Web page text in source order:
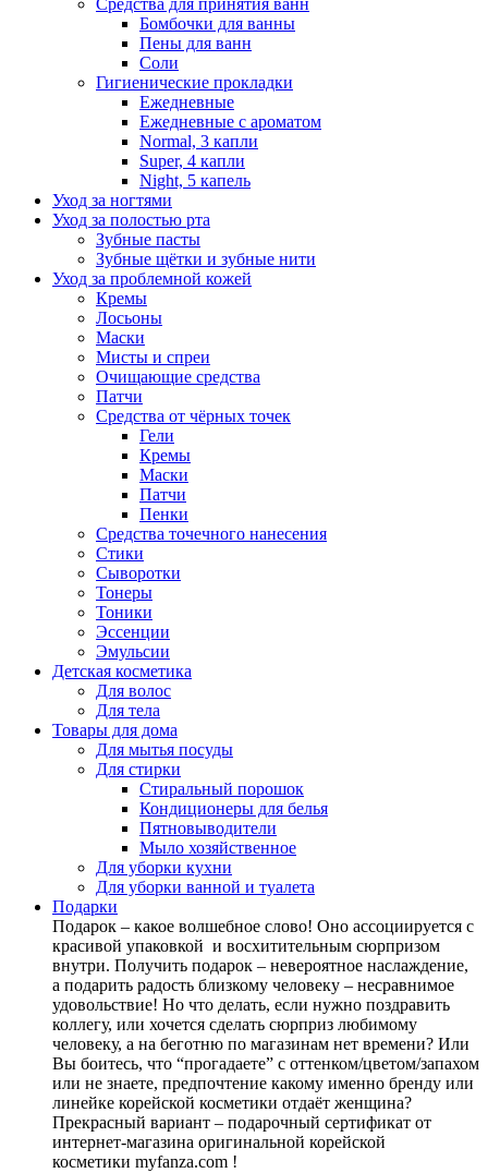
Средства для принятия ванн
Бомбочки для ванны
Пены для ванн
Соли
Гигиенические прокладки
Ежедневные
Ежедневные с ароматом
Normal, 3 капли
Super, 4 капли
Night, 5 капель
Уход за ногтями
Уход за полостью рта
Зубные пасты
Зубные щётки и зубные нити
Уход за проблемной кожей
Кремы
Лосьоны
Маски
Мисты и спреи
Очищающие средства
Патчи
Средства от чёрных точек
Гели
Кремы
Маски
Патчи
Пенки
Средства точечного нанесения
Стики
Сыворотки
Тонеры
Тоники
Эссенции
Эмульсии
Детская косметика
Для волос
Для тела
Товары для дома
Для мытья посуды
Для стирки
Стиральный порошок
Кондиционеры для белья
Пятновыводители
Мыло хозяйственное
Для уборки кухни
Для уборки ванной и туалета
Подарки
Подарок – какое волшебное слово! Оно ассоциируется с
красивой упаковкой и восхитительным сюрпризом
внутри. Получить подарок – невероятное наслаждение,
а подарить радость близкому человеку – несравнимое
удовольствие! Но что делать, если нужно поздравить
коллегу, или хочется сделать сюрприз любимому
человеку, а на беготню по магазинам нет времени? Или
Вы боитесь, что “прогадаете” с оттенком/цветом/запахом
или не знаете, предпочтение какому именно бренду или
линейке корейской косметики отдаёт женщина?
Прекрасный вариант – подарочный сертификат от
интернет-магазина оригинальной корейской
косметики myfanza.com !